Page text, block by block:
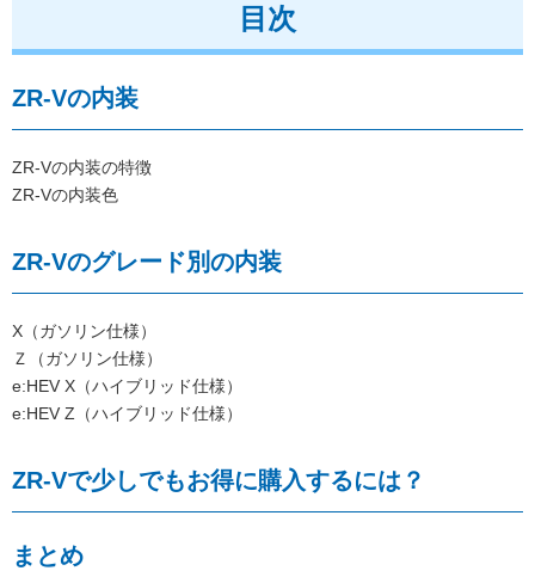
目次
ZR-Vの内装
ZR-Vの内装の特徴
ZR-Vの内装色
ZR-Vのグレード別の内装
X（ガソリン仕様）
Ｚ（ガソリン仕様）
e:HEV X（ハイブリッド仕様）
e:HEV Z（ハイブリッド仕様）
ZR-Vで少しでもお得に購入するには？
まとめ